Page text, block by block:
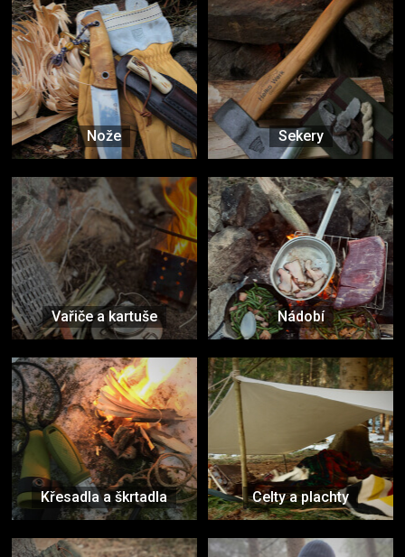
Nože Sekery
Vařiče a kartuše Nádobí
Křesadla a škrtadla Celty a plachty